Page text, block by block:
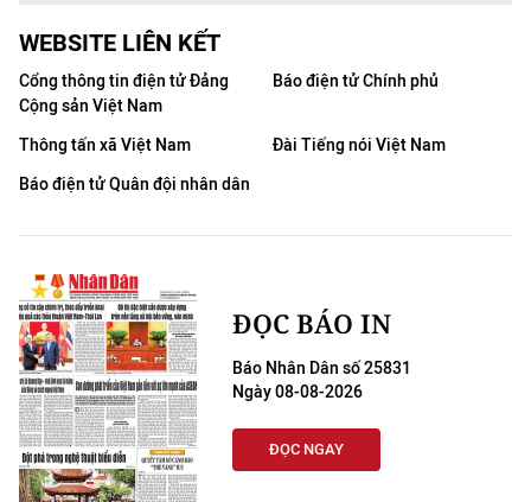
WEBSITE LIÊN KẾT
Cổng thông tin điện tử Đảng
Cộng sản Việt Nam
Báo điện tử Chính phủ
Thông tấn xã Việt Nam
Đài Tiếng nói Việt Nam
Báo điện tử Quân đội nhân dân
ĐỌC BÁO IN
Báo Nhân Dân số 25831
Ngày 08-08-2026
ĐỌC NGAY